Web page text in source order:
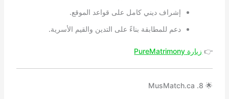
إشراف ديني كامل على قواعد الموقع.
دعم للمطابقة بناءً على التدين والقيم الأسرية.
👉 زيارة PureMatrimony
🌟 8. MusMatch.ca